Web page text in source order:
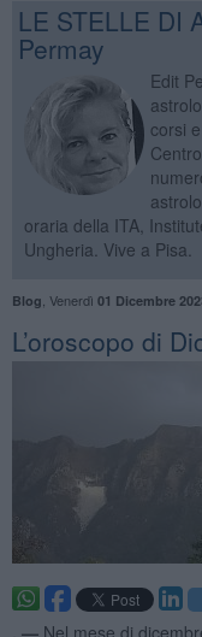
LE STELLE DI
Permay
Edit
corsi
oraria della ITA,
Ungheria. Vive a Pisa.
Blog Venerdì 01 Dicembre
​L’oroscopo di
. — Nel mese di